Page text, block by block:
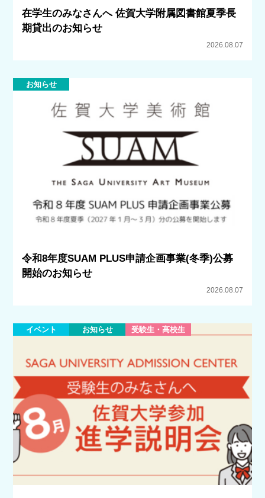
在学生のみなさんへ 佐賀大学附属図書館夏季長
期貸出のお知らせ
2026.08.07
お知らせ
令和8年度SUAM PLUS申請企画事業(冬季)公募
開始のお知らせ
2026.08.07
イベント お知らせ 受験生・高校生